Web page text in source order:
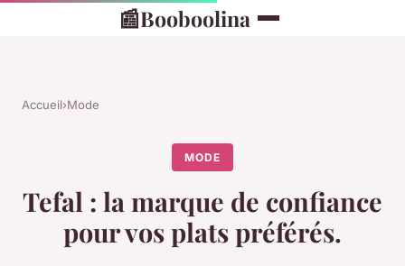
📰Booboolina
Accueil›Mode
MODE
Tefal : la marque de confiance
pour vos plats préférés.